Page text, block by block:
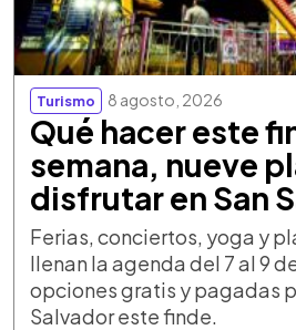
Turismo 8 agosto, 2026
Qué hacer este
semana, nueve
disfrutar en San
Ferias, conciertos, yoga y
llenan la agenda del 7 al 9
opciones gratis y pagadas
Salvador este finde.